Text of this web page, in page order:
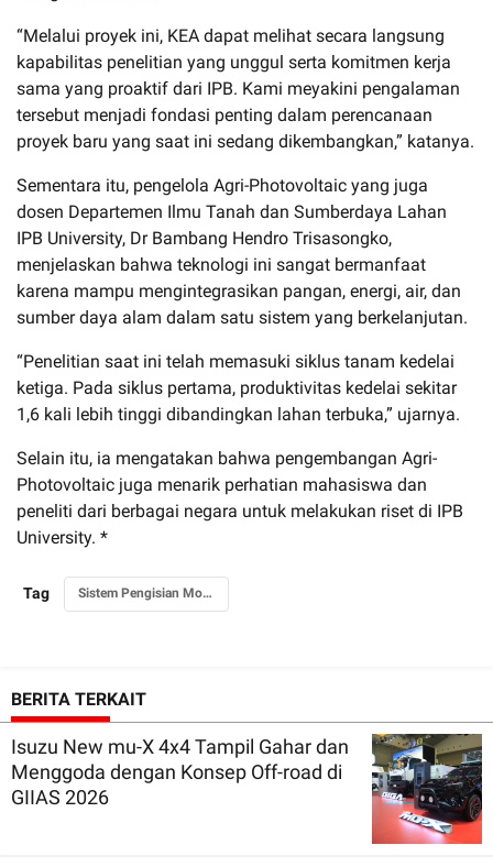
“Melalui proyek ini, KEA dapat melihat secara langsung
kapabilitas penelitian yang unggul serta komitmen kerja
sama yang proaktif dari IPB. Kami meyakini pengalaman
tersebut menjadi fondasi penting dalam perencanaan
proyek baru yang saat ini sedang dikembangkan,” katanya.
Sementara itu, pengelola Agri-Photovoltaic yang juga
dosen Departemen Ilmu Tanah dan Sumberdaya Lahan
IPB University, Dr Bambang Hendro Trisasongko,
menjelaskan bahwa teknologi ini sangat bermanfaat
karena mampu mengintegrasikan pangan, energi, air, dan
sumber daya alam dalam satu sistem yang berkelanjutan.
“Penelitian saat ini telah memasuki siklus tanam kedelai
ketiga. Pada siklus pertama, produktivitas kedelai sekitar
1,6 kali lebih tinggi dibandingkan lahan terbuka,” ujarnya.
Selain itu, ia mengatakan bahwa pengembangan Agri-
Photovoltaic juga menarik perhatian mahasiswa dan
peneliti dari berbagai negara untuk melakukan riset di IPB
University. *
Tag Sistem Pengisian Motor Listrik Berbasis Agri Photovoltaic: Inovasi Energi Terbarukan dan Pertanian Berkelanjutan
BERITA TERKAIT
Isuzu New mu-X 4x4 Tampil Gahar dan
Menggoda dengan Konsep Off-road di
GIIAS 2026